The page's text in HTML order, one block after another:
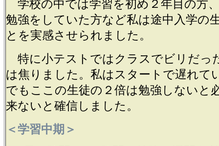
学校の中では学習を初め２年目の方
勉強をしていた方など私は途中入学の
とを実感させられました。
特に小テストではクラスでビリだっ
は焦りました。私はスタートで遅れて
でもここの生徒の２倍は勉強しないと
来ないと確信しました。
＜学習中期＞